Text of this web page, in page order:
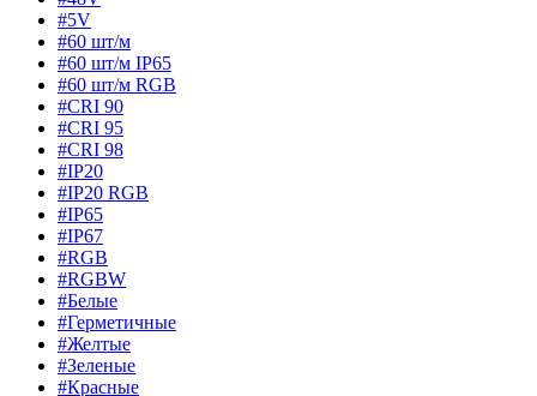
#5V
#60 шт/м
#60 шт/м IP65
#60 шт/м RGB
#CRI 90
#CRI 95
#CRI 98
#IP20
#IP20 RGB
#IP65
#IP67
#RGB
#RGBW
#Белые
#Герметичные
#Желтые
#Зеленые
#Красные